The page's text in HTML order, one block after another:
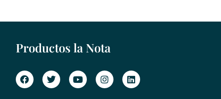
Productos la Nota